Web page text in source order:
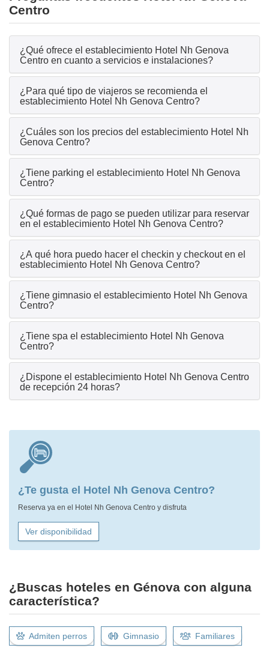
Centro
¿Qué ofrece el establecimiento Hotel Nh Genova
Centro en cuanto a servicios e instalaciones?
¿Para qué tipo de viajeros se recomienda el
establecimiento Hotel Nh Genova Centro?
¿Cuáles son los precios del establecimiento Hotel Nh
Genova Centro?
¿Tiene parking el establecimiento Hotel Nh Genova
Centro?
¿Qué formas de pago se pueden utilizar para reservar
en el establecimiento Hotel Nh Genova Centro?
¿A qué hora puedo hacer el checkin y checkout en el
establecimiento Hotel Nh Genova Centro?
¿Tiene gimnasio el establecimiento Hotel Nh Genova
Centro?
¿Tiene spa el establecimiento Hotel Nh Genova
Centro?
¿Dispone el establecimiento Hotel Nh Genova Centro
de recepción 24 horas?
¿Te gusta el Hotel Nh Genova Centro?
Reserva ya en el Hotel Nh Genova Centro y disfruta
Ver disponibilidad
¿Buscas hoteles en Génova con alguna
característica?
Admiten perros Gimnasio Familiares